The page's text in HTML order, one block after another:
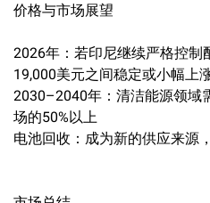
价格与市场展望
2026年：若印尼继续严格控制
19,000美元之间稳定或小幅上
2030–2040年：清洁能源领域
场的50%以上
电池回收：成为新的供应来源